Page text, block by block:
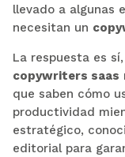
llevado a algunas
necesitan un
La respuesta es
copywriters saas
que saben cómo
productividad
estratégico,
editorial para